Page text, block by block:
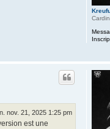
nov. 21, 2025 1:25 pm
est une